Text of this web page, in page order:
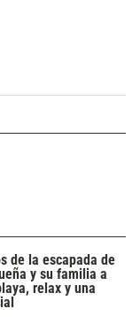
de la escapada de
y su familia a
relax y una